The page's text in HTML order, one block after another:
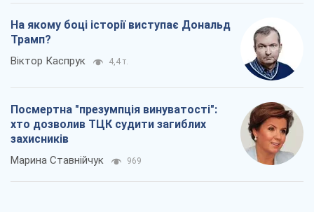
На якому боці історії виступає Дональд
Трамп?
Віктор Каспрук 4,4 т.
Посмертна "презумпція винуватості":
хто дозволив ТЦК судити загиблих
захисників
Марина Ставнійчук 969